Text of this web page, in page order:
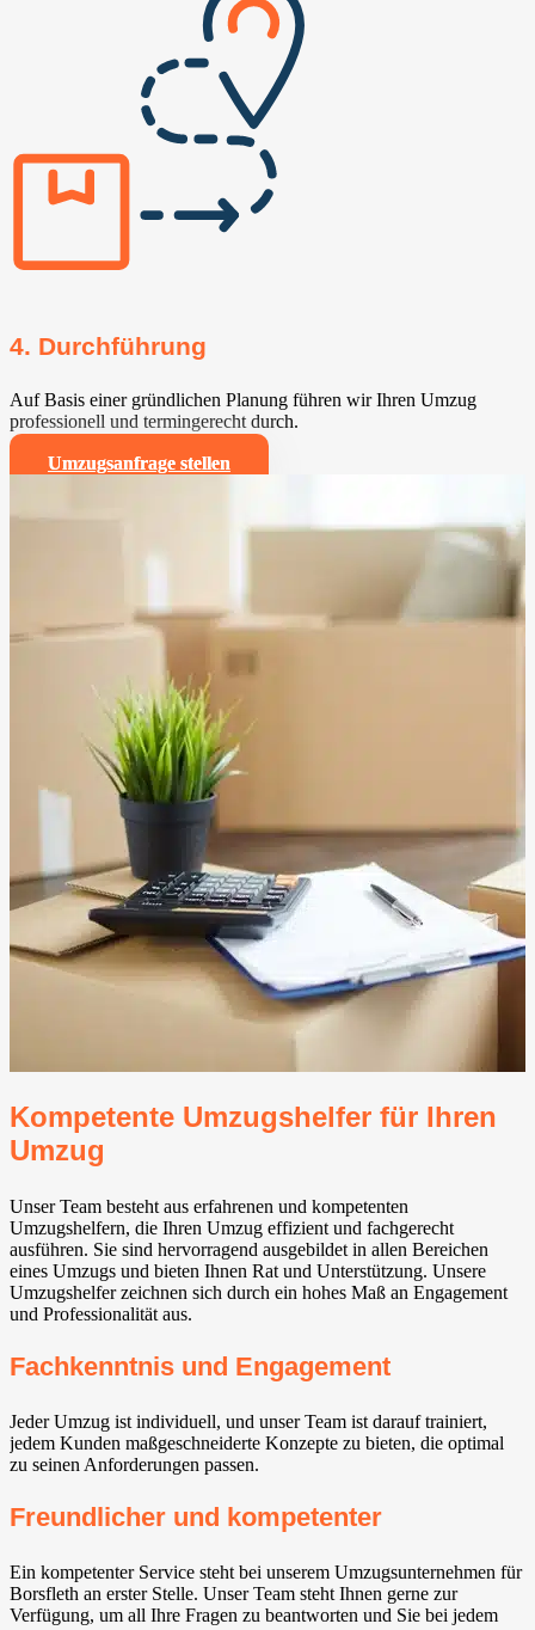
4. Durchführung
Auf Basis einer gründlichen Planung führen wir Ihren Umzug
professionell und termingerecht durch.
Umzugsanfrage stellen
Kompetente Umzugshelfer für Ihren
Umzug
Unser Team besteht aus erfahrenen und kompetenten
Umzugshelfern, die Ihren Umzug effizient und fachgerecht
ausführen. Sie sind hervorragend ausgebildet in allen Bereichen
eines Umzugs und bieten Ihnen Rat und Unterstützung. Unsere
Umzugshelfer zeichnen sich durch ein hohes Maß an Engagement
und Professionalität aus.
Fachkenntnis und Engagement
Jeder Umzug ist individuell, und unser Team ist darauf trainiert,
jedem Kunden maßgeschneiderte Konzepte zu bieten, die optimal
zu seinen Anforderungen passen.
Freundlicher und kompetenter
Ein kompetenter Service steht bei unserem Umzugsunternehmen für
Borsfleth an erster Stelle. Unser Team steht Ihnen gerne zur
Verfügung, um all Ihre Fragen zu beantworten und Sie bei jedem